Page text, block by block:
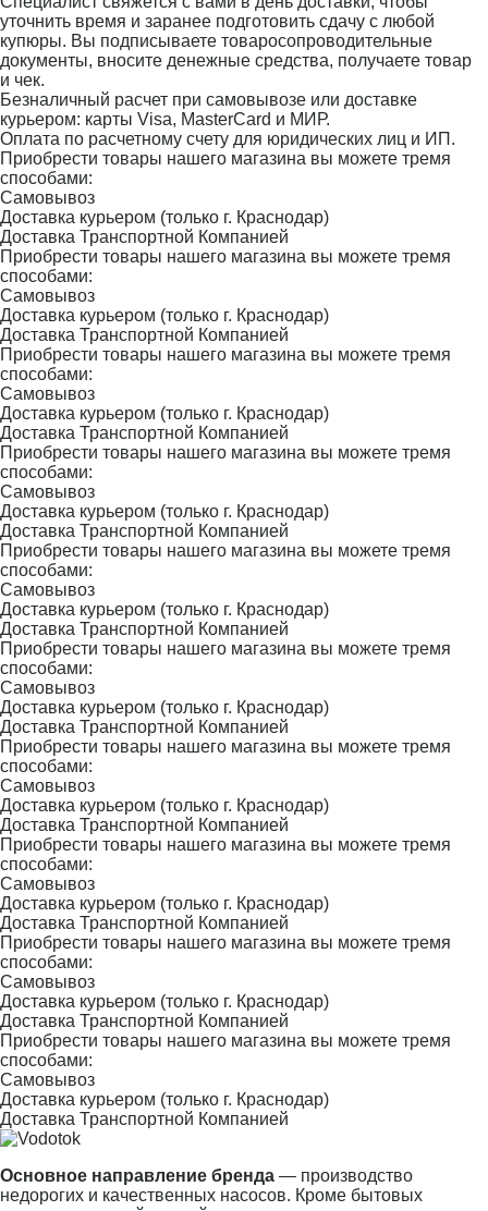
уточнить время и заранее подготовить сдачу с любой
купюры. Вы подписываете товаросопроводительные
документы, вносите денежные средства, получаете товар
и чек.
Безналичный расчет при самовывозе или доставке
курьером: карты Visa, MasterCard и МИР.
Оплата по расчетному счету для юридических лиц и ИП.
Приобрести товары нашего магазина вы можете тремя
способами:
Самовывоз
Доставка курьером (только г. Краснодар)
Доставка Транспортной Компанией
Приобрести товары нашего магазина вы можете тремя
способами:
Самовывоз
Доставка курьером (только г. Краснодар)
Доставка Транспортной Компанией
Приобрести товары нашего магазина вы можете тремя
способами:
Самовывоз
Доставка курьером (только г. Краснодар)
Доставка Транспортной Компанией
Приобрести товары нашего магазина вы можете тремя
способами:
Самовывоз
Доставка курьером (только г. Краснодар)
Доставка Транспортной Компанией
Приобрести товары нашего магазина вы можете тремя
способами:
Самовывоз
Доставка курьером (только г. Краснодар)
Доставка Транспортной Компанией
Приобрести товары нашего магазина вы можете тремя
способами:
Самовывоз
Доставка курьером (только г. Краснодар)
Доставка Транспортной Компанией
Приобрести товары нашего магазина вы можете тремя
способами:
Самовывоз
Доставка курьером (только г. Краснодар)
Доставка Транспортной Компанией
Приобрести товары нашего магазина вы можете тремя
способами:
Самовывоз
Доставка курьером (только г. Краснодар)
Доставка Транспортной Компанией
Приобрести товары нашего магазина вы можете тремя
способами:
Самовывоз
Доставка курьером (только г. Краснодар)
Доставка Транспортной Компанией
Приобрести товары нашего магазина вы можете тремя
способами:
Самовывоз
Доставка курьером (только г. Краснодар)
Доставка Транспортной Компанией
Основное направление бренда — производство
недорогих и качественных насосов. Кроме бытовых